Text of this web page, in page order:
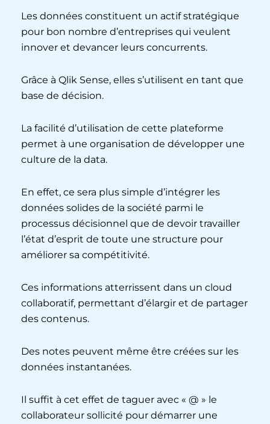
Les données constituent un actif stratégique
pour bon nombre d’entreprises qui veulent
innover et devancer leurs concurrents.
Grâce à Qlik Sense, elles s’utilisent en tant que
base de décision.
La facilité d’utilisation de cette plateforme
permet à une organisation de développer une
culture de la data.
En effet, ce sera plus simple d’intégrer les
données solides de la société parmi le
processus décisionnel que de devoir travailler
l’état d’esprit de toute une structure pour
améliorer sa compétitivité.
Ces informations atterrissent dans un cloud
collaboratif, permettant d’élargir et de partager
des contenus.
Des notes peuvent même être créées sur les
données instantanées.
Il suffit à cet effet de taguer avec « @ » le
collaborateur sollicité pour démarrer une